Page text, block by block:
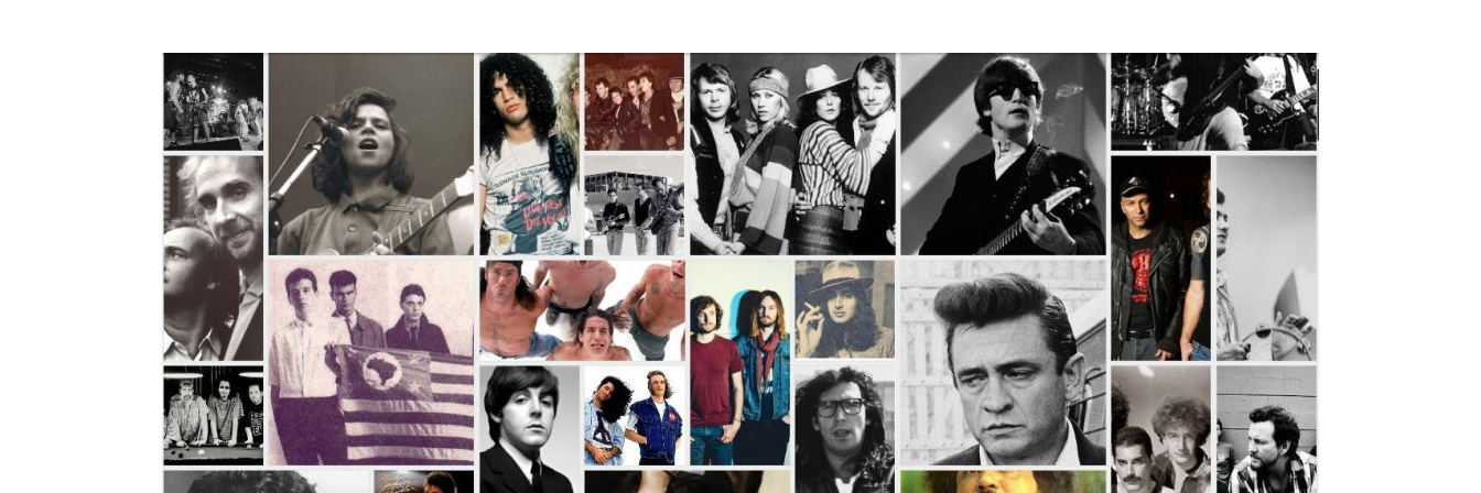
A História do Disco